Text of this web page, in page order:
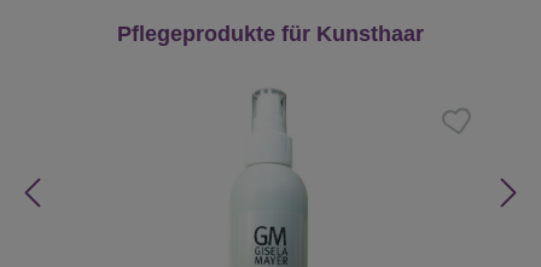
Produktgalerie überspringen
Pflegeprodukte für Kunsthaar